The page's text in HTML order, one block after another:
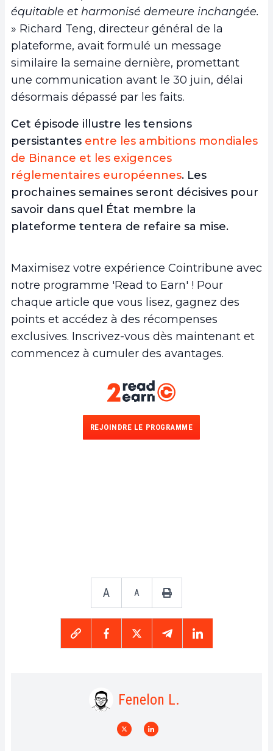
équitable et harmonisé demeure inchangée.
» Richard Teng, directeur général de la
plateforme, avait formulé un message
similaire la semaine dernière, promettant
une communication avant le 30 juin, délai
désormais dépassé par les faits.
Cet épisode illustre les tensions
persistantes entre les ambitions mondiales
de Binance et les exigences
réglementaires européennes. Les
prochaines semaines seront décisives pour
savoir dans quel État membre la
plateforme tentera de refaire sa mise.
Maximisez votre expérience Cointribune avec
notre programme 'Read to Earn' ! Pour
chaque article que vous lisez, gagnez des
points et accédez à des récompenses
exclusives. Inscrivez-vous dès maintenant et
commencez à cumuler des avantages.
REJOINDRE LE PROGRAMME
A A
Fenelon L.